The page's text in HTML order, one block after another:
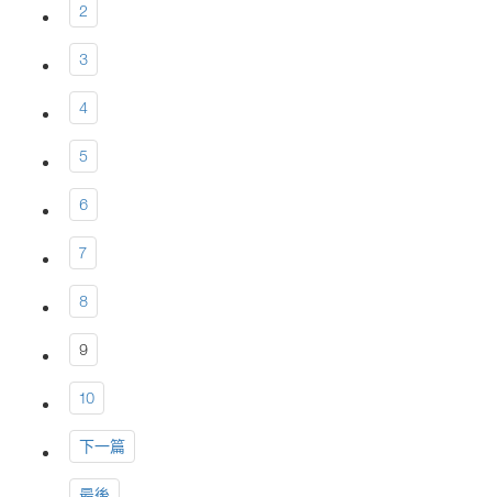
2
3
4
5
6
7
8
9
10
下一篇